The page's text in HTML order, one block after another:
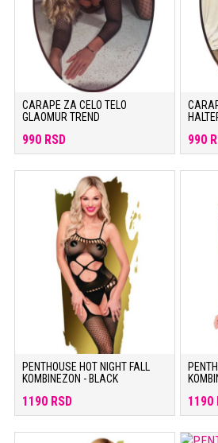
CARAPE ZA CELO TELO
GLAOMUR TREND
990 RSD 990
PENTHOUSE HOT NIGHT FALL
KOMBINEZON - BLACK
1190 RSD 1190